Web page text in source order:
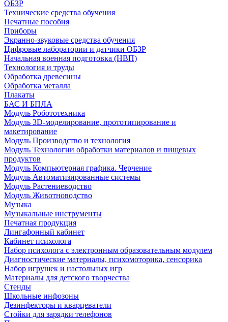
ОБЗР
Технические средства обучения
Печатные пособия
Приборы
Экранно-звуковые средства обучения
Цифровые лаборатории и датчики ОБЗР
Начальная военная подготовка (НВП)
Технология и труды
Обработка древесины
Обработка металла
Плакаты
БАС И БПЛА
Модуль Робототехника
Модуль 3D-моделирование, прототипирование и
макетирование
Модуль Производство и технология
Модуль Технологии обработки материалов и пищевых
продуктов
Модуль Компьютерная графика. Черчение
Модуль Автоматизированные системы
Модуль Растениеводство
Модуль Животноводство
Музыка
Музыкальные инструменты
Печатная продукция
Лингафонный кабинет
Кабинет психолога
Набор психолога с электронным образовательным модулем
Диагностические материалы, психомоторика, сенсорика
Набор игрушек и настольных игр
Материалы для детского творчества
Стенды
Школьные инфозоны
Дезинфекторы и кварцеватели
Стойки для зарядки телефонов